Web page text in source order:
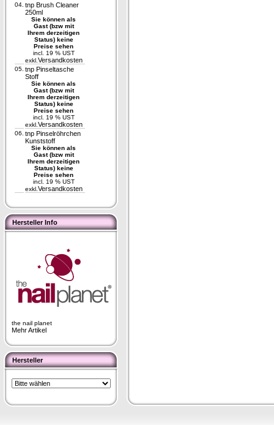
04. tnp Brush Cleaner
250ml
Sie können als
Gast (bzw mit
Ihrem derzeitigen
Status) keine
Preise sehen
incl. 19 % UST
exkl. Versandkosten
05. tnp Pinseltasche
Stoff
Sie können als
Gast (bzw mit
Ihrem derzeitigen
Status) keine
Preise sehen
incl. 19 % UST
exkl. Versandkosten
06. tnp Pinselröhrchen
Kunststoff
Sie können als
Gast (bzw mit
Ihrem derzeitigen
Status) keine
Preise sehen
incl. 19 % UST
exkl. Versandkosten
Hersteller Info
the nail planet
Mehr Artikel
Hersteller